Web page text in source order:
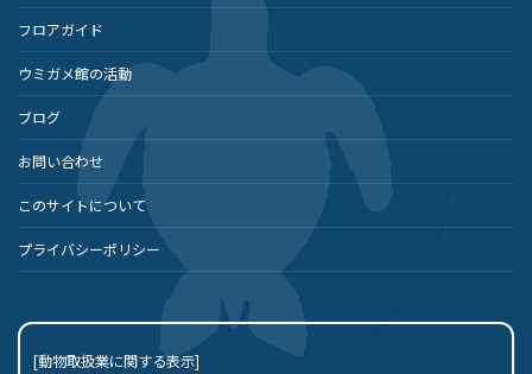
フロアガイド
ウミガメ館の活動
ブログ
お問い合わせ
このサイトについて
プライバシーポリシー
[動物取扱業に関する表示]